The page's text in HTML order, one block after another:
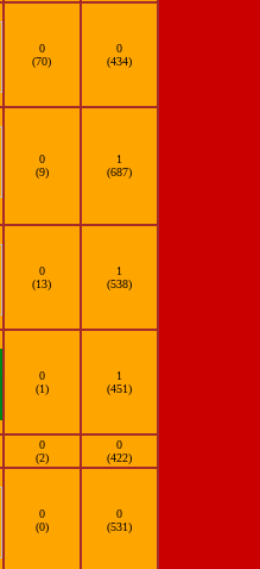
0
(70)
0
(434)
0
(9)
1
(687)
0
(13)
1
(538)
0
(1)
1
(451)
0
(2)
0
(422)
0
(0)
0
(531)